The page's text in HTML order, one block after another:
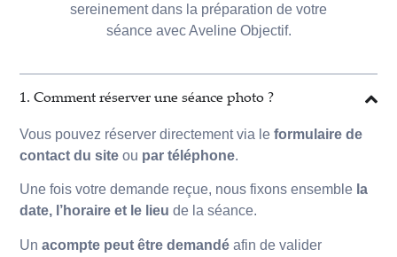
sereinement dans la préparation de votre
séance avec Aveline Objectif.
1. Comment réserver une séance photo ?
Vous pouvez réserver directement via leformulaire de
contact du site ou par téléphone.
Une fois votre demande reçue, nous fixons ensemble la
date, l’horaire et le lieu de la séance.
Unacompte peut être demandé afin de valider